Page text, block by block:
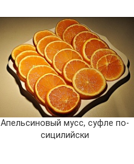
Апельсиновый мусс, суфле по-
сицилийски